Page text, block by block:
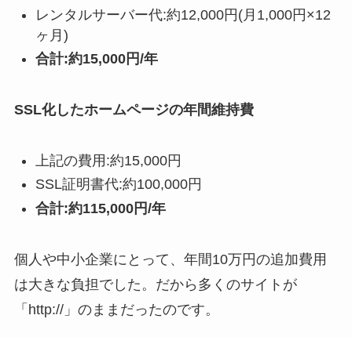
レンタルサーバー代:約12,000円(月1,000円×12
ヶ月)
合計:約15,000円/年
SSL化したホームページの年間維持費
上記の費用:約15,000円
SSL証明書代:約100,000円
合計:約115,000円/年
個人や中小企業にとって、年間10万円の追加費用
は大きな負担でした。だから多くのサイトが
「http://」のままだったのです。